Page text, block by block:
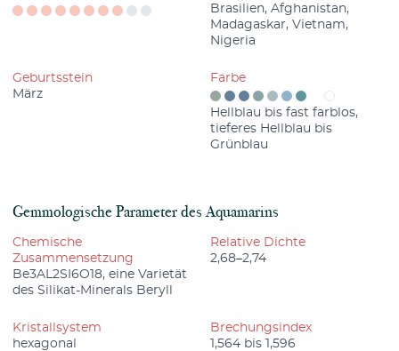
Brasilien, Afghanistan,
Madagaskar, Vietnam,
Nigeria
Geburtsstein
März
Farbe
Hellblau bis fast farblos,
tieferes Hellblau bis
Grünblau
Gemmologische Parameter des Aquamarins
Chemische
Zusammensetzung
Be3AL2SI6O18, eine Varietät
des Silikat-Minerals Beryll
Relative Dichte
2,68–2,74
Kristallsystem
hexagonal
Brechungsindex
1,564 bis 1,596